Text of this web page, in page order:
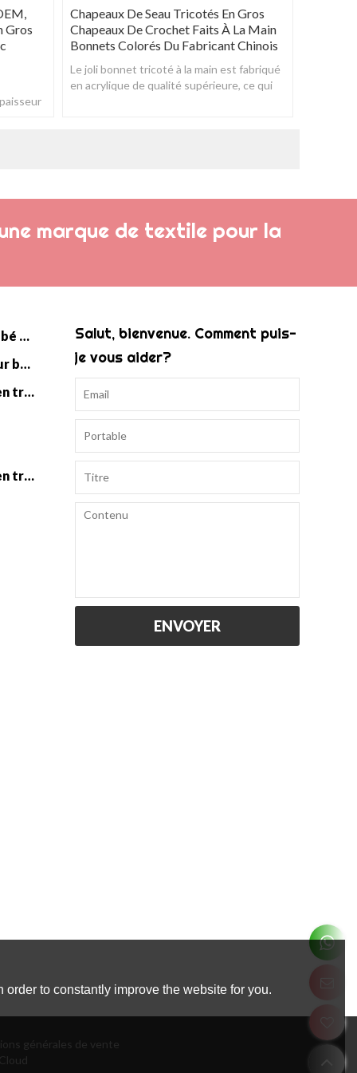
Gros
Chapeaux De Seau Tricotés En Gros
Chapeaux De Crochet Faits À La Main
Bonnets Colorés Du Fabricant Chinois
Le joli bonnet tricoté à la main est fabriqué
en acrylique de qualité supérieure, ce qui
marque de textile pour la
Couverture en tricot pour bébé en gros
Sac de couchage en tricot pour bébé en gros
Vente en gros d'accessoires en tricot pour bébé
Vente en gros d'accessoires en tricot
Salut, bienvenue. Comment puis-
je vous aider?
ENVOYER
générales de vente
to constantly improve the website for you.